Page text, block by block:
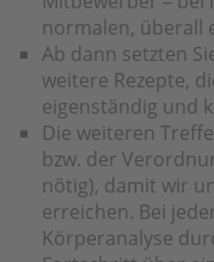
normalen, überall
Ab dann setzten
weitere Rezepte,
eigenständig und
Die weiteren
bzw. der
nötig), damit wir
erreichen. Bei
Körperanalyse